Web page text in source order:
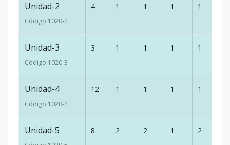
Unidad-2
Código 1020-2
4 1 1 1 1
Unidad-3
Código 1020-3
3 1 1 1 1
Unidad-4
Código 1020-4
12 1 1 1 1
Unidad-5 8 2 2 1 2